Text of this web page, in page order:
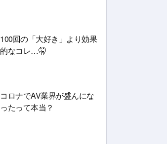
100回の「大好き」より効果
的なコレ…🤫
コロナでAV業界が盛んにな
ったって本当？